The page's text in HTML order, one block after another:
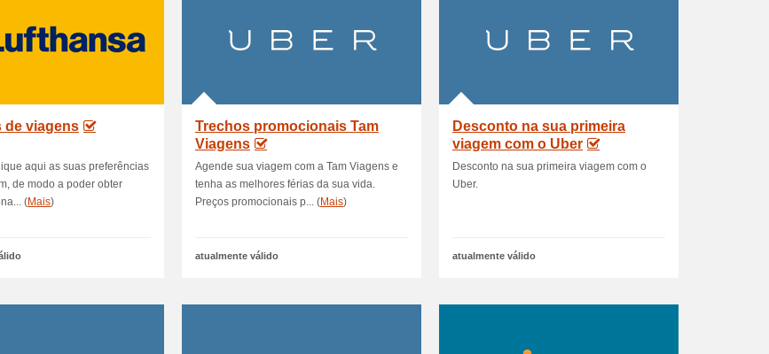
de viagens
aqui as suas preferências
de modo a poder obter
(Mais)
Trechos promocionais Tam
Viagens
Agende sua viagem com a Tam Viagens e
tenha as melhores férias da sua vida.
Preços promocionais p... (Mais)
atualmente válido
Desconto na sua primeira
viagem com o Uber
Desconto na sua primeira viagem com o
Uber.
atualmente válido